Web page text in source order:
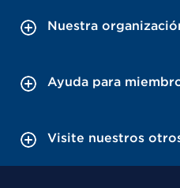
Nuestra
Ayuda para
Visite nuestros